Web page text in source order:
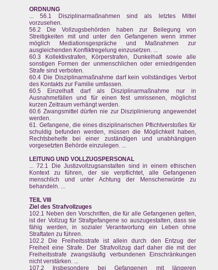
ORDNUNG
... 56.1 Disziplinarmaßnahmen sind als letztes Mittel
vorzusehen.
56.2 Die Vollzugsbehörden haben zur Beilegung von
Streitigkeiten mit und unter den Gefangenen wenn immer
möglich Mediationsgespräche und Maßnahmen zur
ausgleichenden Konfliktregelung einzusetzen. ...
60.3 Kollektivstrafen, Körperstrafen, Dunkelhaft sowie alle
sonstigen Formen der unmenschlichen oder erniedrigenden
Strafe sind verboten.
60.4 Die Disziplinarmaßnahme darf kein vollständiges Verbot
des Kontakts zur Familie umfassen.
60.5 Einzelhaft darf als Disziplinarmaßnahme nur in
Ausnahmefällen und für einen fest umrissenen, möglichst
kurzen Zeitraum verhängt werden.
60.6 Zwangsmittel dürfen nie zur Disziplinierung angewendet
werden.
61. Gefangene, die eines disziplinarischen Pflichtverstoßes für
schuldig befunden werden, müssen die Möglichkeit haben,
Rechtsbehelfe bei einer zuständigen und unabhängigen
vorgesetzten Behörde einzulegen. ...
LEITUNG UND VOLLZUGSPERSONAL
... 72.1 Die Justizvollzugsanstalten sind in einem ethischen
Kontext zu führen, der sie verpflichtet, alle Gefangenen
menschlich und unter Achtung der Menschenwürde zu
behandeln. ...
TEIL VIII
Ziel des Strafvollzuges
102.1 Neben den Vorschriften, die für alle Gefangenen gelten,
ist der Vollzug für Strafgefangene so auszugestalten, dass sie
fähig werden, in sozialer Verantwortung ein Leben ohne
Straftaten zu führen.
102.2 Die Freiheitsstrafe ist allein durch den Entzug der
Freiheit eine Strafe. Der Strafvollzug darf daher die mit der
Freiheitsstrafe zwangsläufig verbundenen Einschränkungen
nicht verstärken. ...
107.2 Insbesondere bei Gefangenen mit längeren